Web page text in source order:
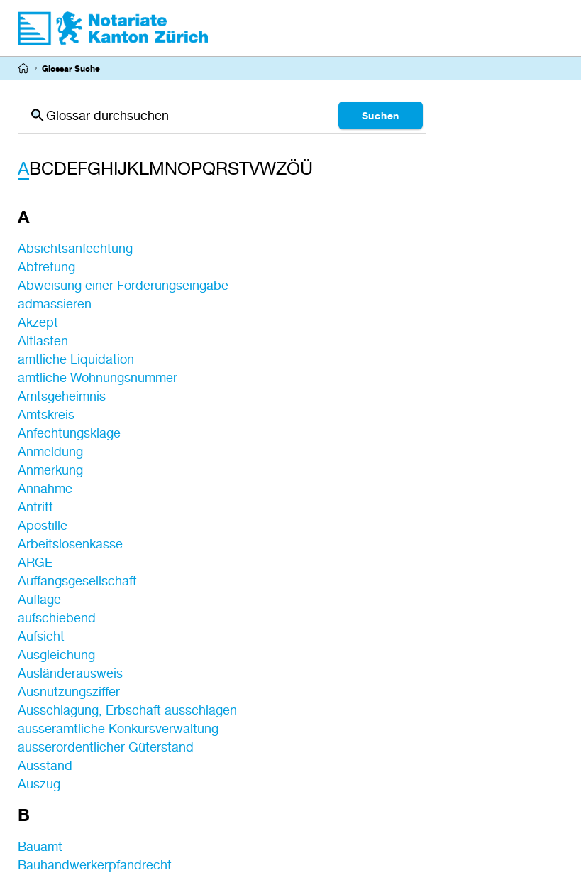
Direkt
zum
Inhalt
Pfadnavigation
Glossar Suche
ABCDEFGHIJKLMNOPQRSTVWZÖÜ
A
Absichtsanfechtung
Abtretung
Abweisung einer Forderungseingabe
admassieren
Akzept
Altlasten
amtliche Liquidation
amtliche Wohnungsnummer
Amtsgeheimnis
Amtskreis
Anfechtungsklage
Anmeldung
Anmerkung
Annahme
Antritt
Apostille
Arbeitslosenkasse
ARGE
Auffangsgesellschaft
Auflage
aufschiebend
Aufsicht
Ausgleichung
Ausländerausweis
Ausnützungsziffer
Ausschlagung, Erbschaft ausschlagen
ausseramtliche Konkursverwaltung
ausserordentlicher Güterstand
Ausstand
Auszug
B
Bauamt
Bauhandwerkerpfandrecht